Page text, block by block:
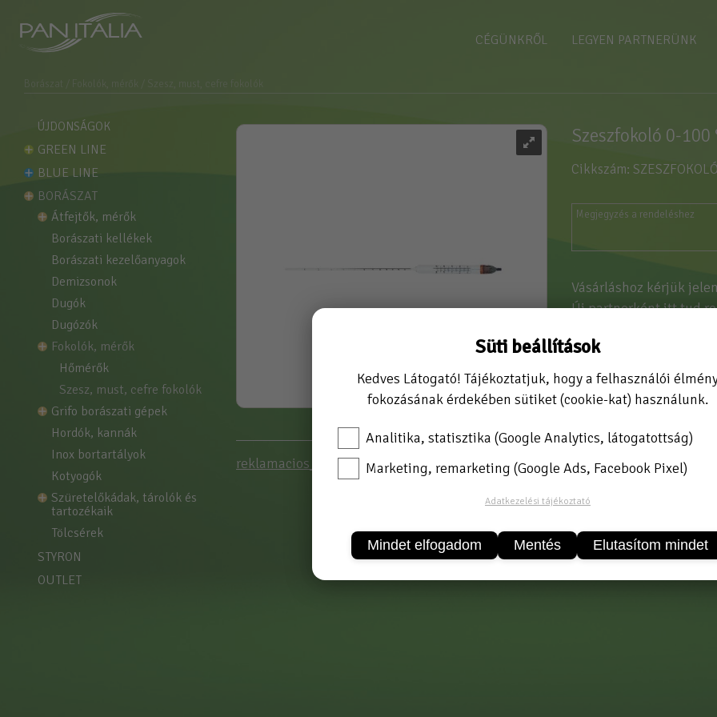
CÉGÜNKRŐL LEGYEN PARTNERÜNK
Szeszfokoló 0-
Cikkszám:
Vásárláshoz kérjük
Új partnerkéntitt tud
reklamacios_jegyzokonyv-pan-italia_kft_.pdf
ÚJDONSÁGOK
GREEN LINE
BLUE LINE
BORÁSZAT
átfejtők, mérők
borászati kellékek
borászati kezelőanyagok
demizsonok
dugók
dugózók
fokolók, mérők
hőmérők
szesz, must, cefre fokolók
grifo borászati gépek
hordók, kannák
inox bortartályok
kotyogók
szüretelőkádak, tárolók és
tartozékaik
tölcsérek
STYRON
OUTLET
Süti beállítások
Kedves Látogató! Tájékoztatjuk, hogy a felhasználói
fokozásának érdekében sütiket (cookie-kat) használunk.
Analitika, statisztika (Google Analytics, látogatottság)
Marketing, remarketing (Google Ads, Facebook Pixel)
Adatkezelési tájékoztató
Mindet elfogadom Mentés Elutasítom mindet